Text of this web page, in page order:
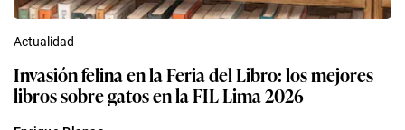
Actualidad
Invasión felina en la Feria del Libro: los mejores
libros sobre gatos en la FIL Lima 2026